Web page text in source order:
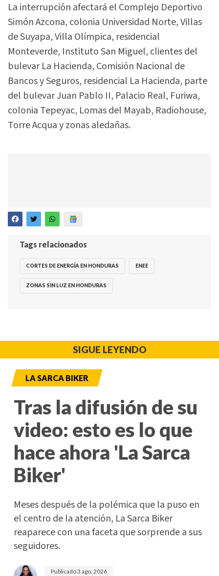
La interrupción afectará el Complejo Deportivo
Simón Azcona, colonia Universidad Norte, Villas
de Suyapa, Villa Olímpica, residencial
Monteverde, Instituto San Miguel, clientes del
bulevar La Hacienda, Comisión Nacional de
Bancos y Seguros, residencial La Hacienda, parte
del bulevar Juan Pablo II, Palacio Real, Furiwa,
colonia Tepeyac, Lomas del Mayab, Radiohouse,
Torre Acqua y zonas aledañas.
Tags relacionados
CORTES DE ENERGÍA EN HONDURAS ENEE
ZONAS SIN LUZ EN HONDURAS
SIGUE LEYENDO
LA SARCA BIKER
Tras la difusión de su
video: esto es lo que
hace ahora 'La Sarca
Biker'
Meses después de la polémica que la puso en
el centro de la atención, La Sarca Biker
reaparece con una faceta que sorprende a sus
seguidores.
Publicado3 ago. 2026